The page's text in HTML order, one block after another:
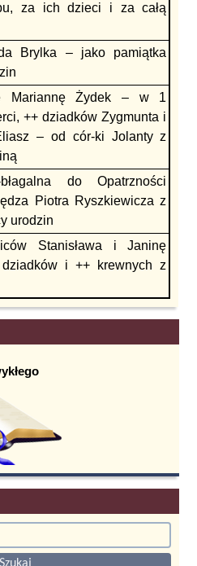
za ich dzieci i za całą
Brylka – jako pamiątka
Mariannę Żydek – w 1
++ dziadków Zygmunta i
– od cór-ki Jolanty z
błagalna do Opatrzności
Piotra Ryszkiewicza z
urodzin
Stanisława i Janinę
i ++ krewnych z